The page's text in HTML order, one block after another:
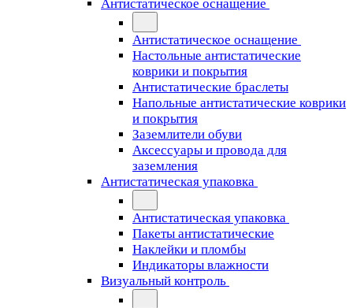
Антистатическое оснащение
Антистатическое оснащение
Настольные антистатические
коврики и покрытия
Антистатические браслеты
Напольные антистатические коврики
и покрытия
Заземлители обуви
Аксессуары и провода для
заземления
Антистатическая упаковка
Антистатическая упаковка
Пакеты антистатические
Наклейки и пломбы
Индикаторы влажности
Визуальный контроль